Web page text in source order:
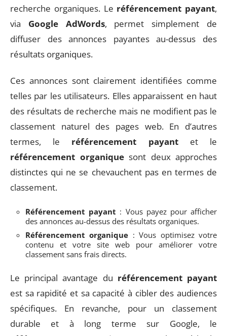
recherche organiques. Le référencement payant,
via Google AdWords, permet simplement de
diffuser des annonces payantes au-dessus des
résultats organiques.
Ces annonces sont clairement identifiées comme
telles par les utilisateurs. Elles apparaissent en haut
des résultats de recherche mais ne modifient pas le
classement naturel des pages web. En d’autres
termes, le référencement payantet le
référencement organiquesont deux approches
distinctes qui ne se chevauchent pas en termes de
classement.
Référencement payant : Vous payez pour afficher
des annonces au-dessus des résultats organiques.
Référencement organique : Vous optimisez votre
contenu et votre site web pour améliorer votre
classement sans frais directs.
Le principal avantage du référencement payant
est sa rapidité et sa capacité à cibler des audiences
spécifiques. En revanche, pour un classement
durable et à long terme sur Google, le